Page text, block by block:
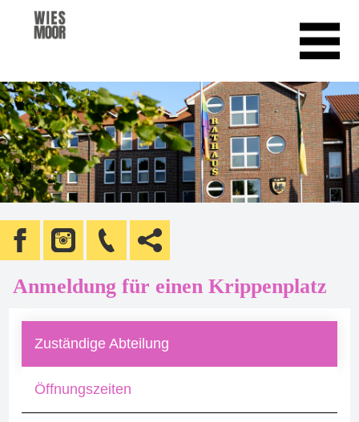
Anmeldung für einen Krippenplatz
Zuständige Abteilung
Öffnungszeiten